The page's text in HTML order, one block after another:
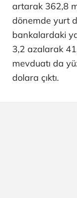
artarak 362,8
dönemde yurt
bankalardaki
3,2 azalarak
mevduatı da
dolara çıktı.